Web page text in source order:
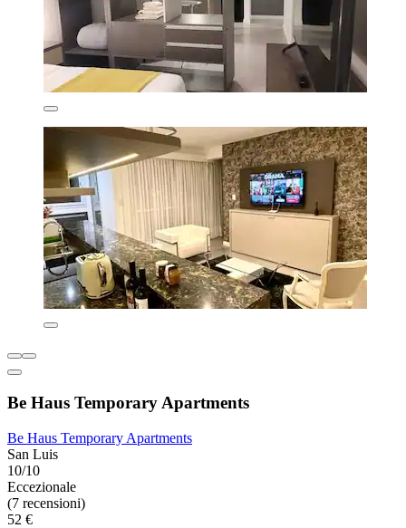
Be Haus Temporary Apartments
Be Haus Temporary Apartments
San Luis
10/10
Eccezionale
(7 recensioni)
52 €